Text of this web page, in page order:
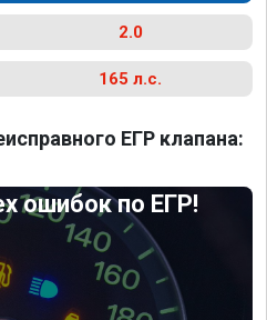
2.0
165 л.с.
ЕГР клапана:
ошибок по ЕГР!